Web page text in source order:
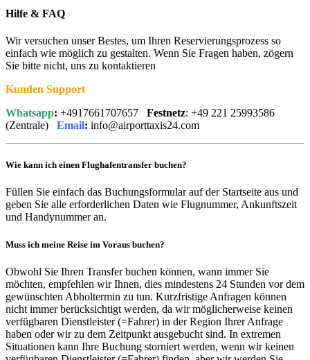
Hilfe & FAQ
Wir versuchen unser Bestes, um Ihren Reservierungsprozess so
einfach wie möglich zu gestalten. Wenn Sie Fragen haben, zögern
Sie bitte nicht, uns zu kontaktieren
Kunden Support
Whatsapp: +4917661707657 Festnetz: +49 221 25993586
(Zentrale) Email: info@airporttaxis24.com
Wie kann ich einen Flughafentransfer buchen?
Füllen Sie einfach das Buchungsformular auf der Startseite aus und
geben Sie alle erforderlichen Daten wie Flugnummer, Ankunftszeit
und Handynummer an.
Muss ich meine Reise im Voraus buchen?
Obwohl Sie Ihren Transfer buchen können, wann immer Sie
möchten, empfehlen wir Ihnen, dies mindestens 24 Stunden vor dem
gewünschten Abholtermin zu tun. Kurzfristige Anfragen können
nicht immer berücksichtigt werden, da wir möglicherweise keinen
verfügbaren Dienstleister (=Fahrer) in der Region Ihrer Anfrage
haben oder wir zu dem Zeitpunkt ausgebucht sind. In extremen
Situationen kann Ihre Buchung storniert werden, wenn wir keinen